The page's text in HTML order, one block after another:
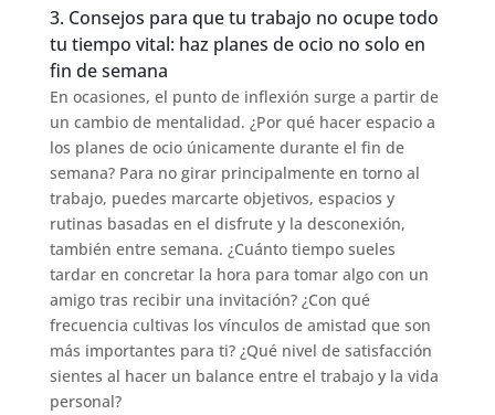
3. Consejos para que tu trabajo no ocupe todo
tu tiempo vital: haz planes de ocio no solo en
fin de semana
En ocasiones, el punto de inflexión surge a partir de
un cambio de mentalidad. ¿Por qué hacer espacio a
los planes de ocio únicamente durante el fin de
semana? Para no girar principalmente en torno al
trabajo, puedes marcarte objetivos, espacios y
rutinas basadas en el disfrute y la desconexión,
también entre semana. ¿Cuánto tiempo sueles
tardar en concretar la hora para tomar algo con un
amigo tras recibir una invitación? ¿Con qué
frecuencia cultivas los vínculos de amistad que son
más importantes para ti? ¿Qué nivel de satisfacción
sientes al hacer un balance entre el trabajo y la vida
personal?